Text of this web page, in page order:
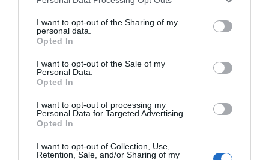
I want to opt-out of the Sharing of my
personal data.
Opted In
I want to opt-out of the Sale of my
Personal Data.
Opted In
I want to opt-out of processing my
Personal Data for Targeted Advertising.
Opted In
I want to opt-out of Collection, Use,
Retention, Sale, and/or Sharing of my
Verfügbare Zimmer: Einzelzimmer, Doppelbettzimmer, Dreibettzimmer,
Im Preis inbegriffene Leistungen
Aufzug
Hotelparkplatz mit eigener
Garage
Kleinere Haustiere werden
akzeptiert
Klimaanlage in den
Portier
Rasches Ein- und Auschecken
Beschreibung der
Sitzungssäle/Tagungssäle/Kongresssäle
Der Businessbereich bietet vielseitige und funktionell ausgestattete
Platz finden.
Überdachter Hotelparkplatz
Arzt vor Ort